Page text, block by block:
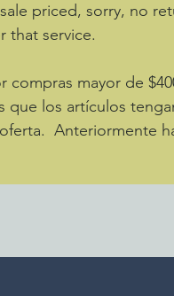
priced, sorry, no
that service.
compras mayor de
que los artículos
Anteriormente